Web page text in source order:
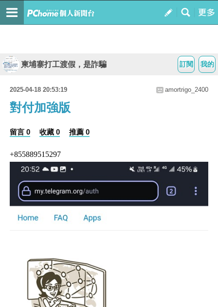
我的
訂閱
柬埔寨打工渡假，是詐騙
2025-04-18 20:53:19 amortrigo_2400
對付加強版
留言 0 收藏 0 推薦 0
+855889515297